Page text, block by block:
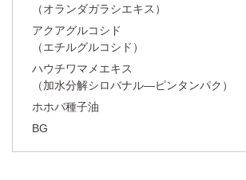
（オランダガラシエキス）
アクアグルコシド
（エチルグルコシド）
ハウチワマメエキス
（加水分解シロバナル―ピンタンパク）
ホホバ種子油
BG